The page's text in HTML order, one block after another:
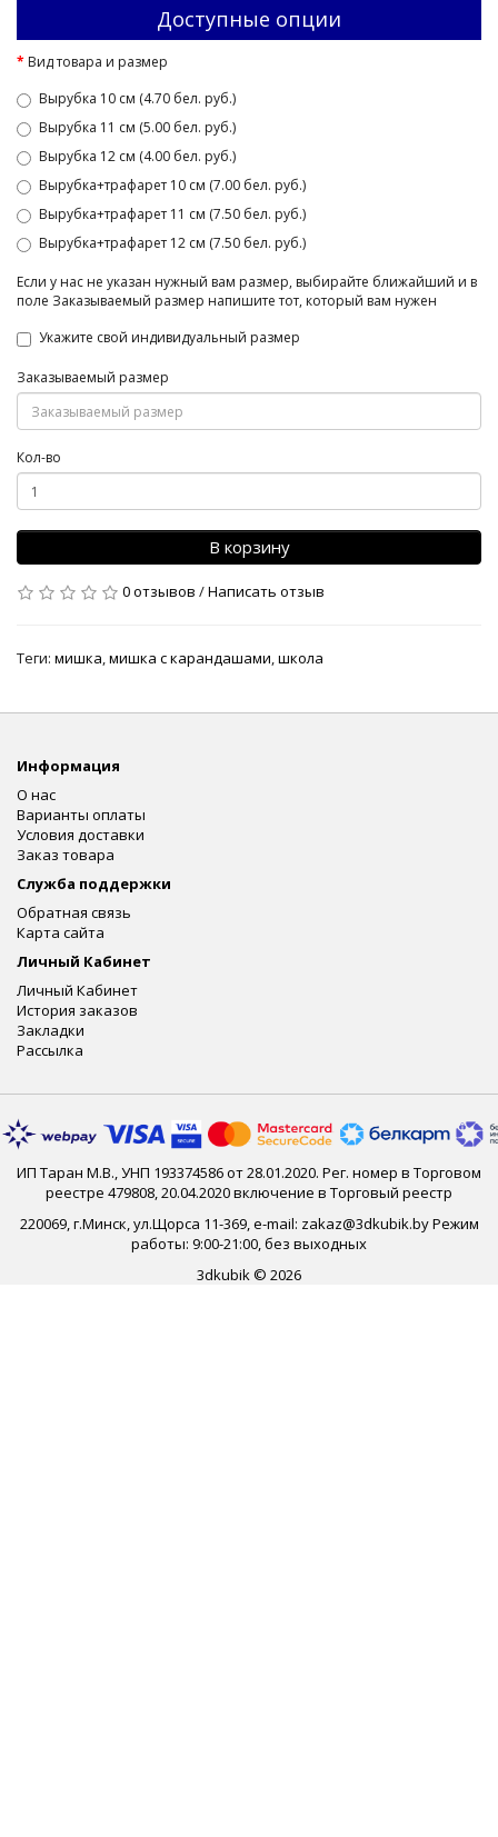
Доступные опции
Вид товара и размер
Вырубка 10 см (4.70 бел. руб.)
Вырубка 11 см (5.00 бел. руб.)
Вырубка 12 см (4.00 бел. руб.)
Вырубка+трафарет 10 см (7.00 бел. руб.)
Вырубка+трафарет 11 см (7.50 бел. руб.)
Вырубка+трафарет 12 см (7.50 бел. руб.)
Если у нас не указан нужный вам размер, выбирайте ближайший и в
поле Заказываемый размер напишите тот, который вам нужен
Укажите свой индивидуальный размер
Заказываемый размер
Кол-во
В корзину
0 отзывов /Написать отзыв
Теги: мишка мишка с карандашами школа
Информация
О нас
Варианты оплаты
Условия доставки
Заказ товара
Служба поддержки
Обратная связь
Карта сайта
Личный Кабинет
Личный Кабинет
История заказов
Закладки
Рассылка
ИП Таран М.В., УНП 193374586 от 28.01.2020. Рег. номер в Торговом
реестре 479808, 20.04.2020 включение в Торговый реестр
220069, г.Минск, ул.Щорса 11-369, e-mail: zakaz@3dkubik.by Режим
работы: 9:00-21:00, без выходных
3dkubik © 2026